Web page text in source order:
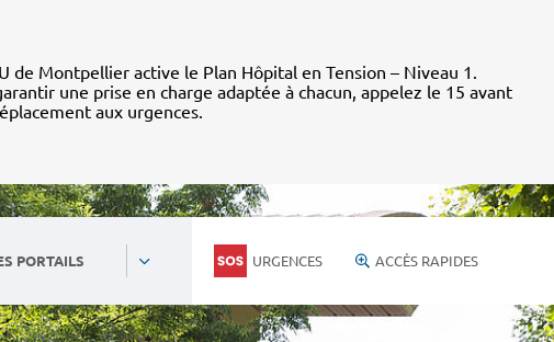
de Montpellier active le Plan Hôpital en Tension – Niveau 1.
une prise en charge adaptée à chacun, appelez le 15 avant
aux urgences.
PORTAILS URGENCES ACCÈS RAPIDES